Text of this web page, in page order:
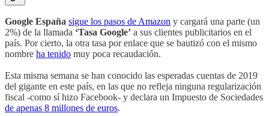
Google España sigue los pasos de Amazon y cargará una parte (un
2%) de la llamada ‘Tasa Google’ a sus clientes publicitarios en el
país. Por cierto, la otra tasa por enlace que se bautizó con el mismo
nombre ha tenido muy poca recaudación.
Esta misma semana se han conocido las esperadas cuentas de 2019
del gigante en este país, en las que no refleja ninguna regularización
fiscal -como sí hizo Facebook- y declara un Impuesto de Sociedades
de apenas 8 millones de euros.